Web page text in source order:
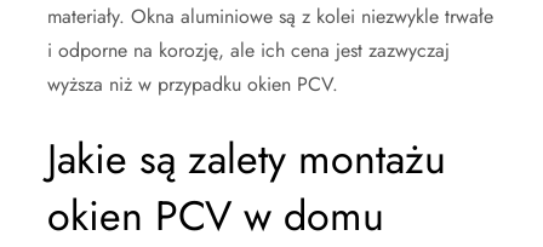
materiały. Okna aluminiowe są z kolei niezwykle trwałe
i odporne na korozję, ale ich cena jest zazwyczaj
wyższa niż w przypadku okien PCV.
Jakie są zalety montażu
okien PCV w domu